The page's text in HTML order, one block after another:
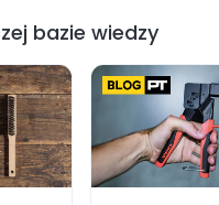
bazie wiedzy